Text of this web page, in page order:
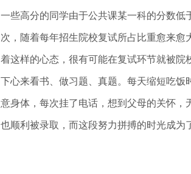
一些高分的同学由于公共课某一科的分数
次，随着每年招生院校复试所占比重愈来
着这样的心态，很有可能在复试环节就被
下心来看书、做习题、真题。每天缩短吃
意身体，每次挂了电话，想到父母的关怀
也顺利被录取，而这段努力拼搏的时光成为